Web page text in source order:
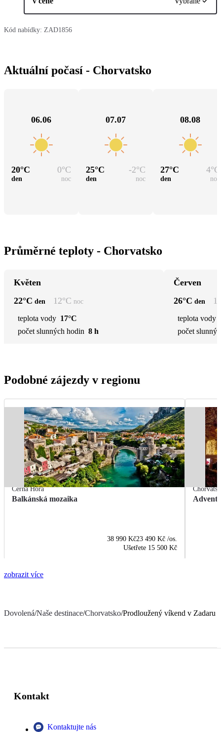
Kód nabídky: ZAD1856
Aktuální počasí - Chorvatsko
06.06
20°C 0°C
den noc
07.07
25°C -2°C
den noc
08.08
27°C 4°C
den noc
Průměrné teploty - Chorvatsko
Květen
22°C den 12°C noc
teplota vody 17°C
počet slunných hodin 8 h
Červen
26°C den
teplota vody
počet
Podobné zájezdy v regionu
Černá Hora
Balkánská mozaika
38 990 Kč23 490 Kč /os.
Ušetřete 15 500 Kč
Advent
zobrazit více
Dovolená/Naše destinace/Chorvatsko/Prodloužený víkend v Zadaru
Kontakt
Kontaktujte nás